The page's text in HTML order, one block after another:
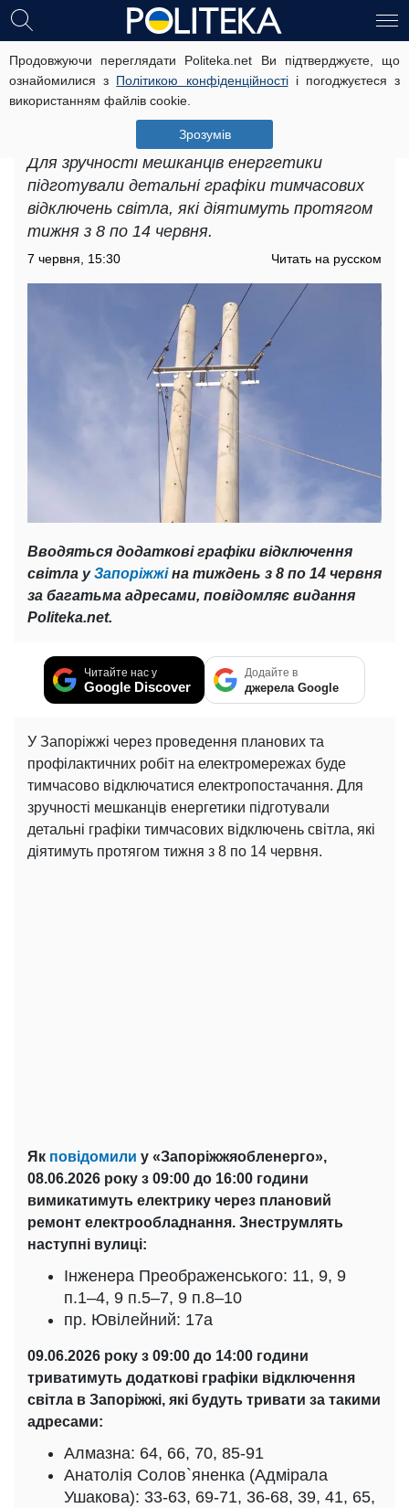
Продовжуючи переглядати Politeka.net Ви підтверджуєте, що
ознайомилися з Політикою конфіденційностіі погоджуєтеся з
використанням файлів cookie.
Зрозумів
Графіки відключення світла у
Запоріжжі на тиждень з 8 по 14
червня: в які дні триватимуть
багатогодинні знеструмлення
Для зручності мешканців енергетики
підготували детальні графіки тимчасових
відключень світла, які діятимуть протягом
тижня з 8 по 14 червня.
7 червня, 15:30 Читать на русском
Вводяться додаткові графіки відключення
світла уЗапоріжжіна тиждень з 8 по 14 червня
за багатьма адресами, повідомляє видання
Politeka.net.
Читайте нас у
Google Discover
Додайте в
джерела Google
У Запоріжжі через проведення планових та
профілактичних робіт на електромережах буде
тимчасово відключатися електропостачання. Для
зручності мешканців енергетики підготували
детальні графіки тимчасових відключень світла, які
діятимуть протягом тижня з 8 по 14 червня.
Як повідомили у «Запоріжжяобленерго»,
08.06.2026 року з 09:00 до 16:00 години
вимикатимуть електрику через плановий
ремонт електрообладнання. Знеструмлять
наступні вулиці:
Інженера Преображенського: 11, 9, 9
п.1–4, 9 п.5–7, 9 п.8–10
пр. Ювілейний: 17а
09.06.2026 року з 09:00 до 14:00 години
триватимуть додаткові графіки відключення
світла в Запоріжжі, які будуть тривати за такими
адресами:
Алмазна: 64, 66, 70, 85-91
Анатолія Солов`яненка (Адмірала
Ушакова): 33-63, 69-71, 36-68, 39, 41, 65,